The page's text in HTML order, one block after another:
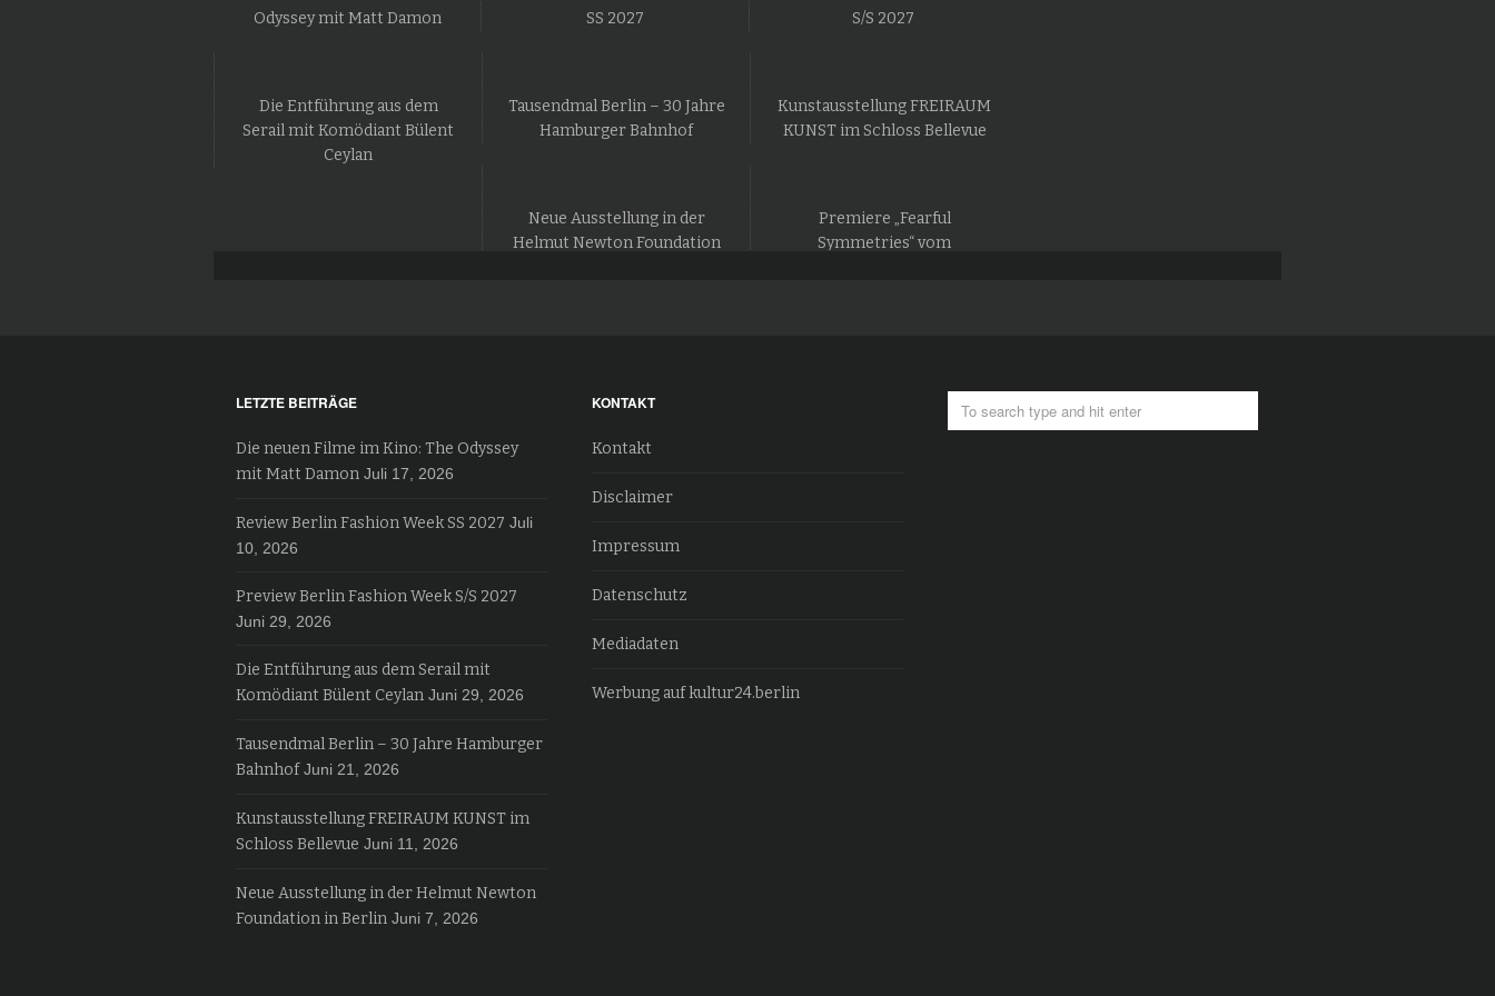
Odyssey mit Matt Damon
SS 2027
S/S 2027
Die Entführung aus dem
Serail mit Komödiant Bülent
Ceylan
Tausendmal Berlin – 30 Jahre
Hamburger Bahnhof
Kunstausstellung FREIRAUM
KUNST im Schloss Bellevue
Neue Ausstellung in der
Helmut Newton Foundation
Premiere „Fearful
Symmetries“ vom
LETZTE BEITRÄGE
Die neuen Filme im Kino: The Odyssey
mit Matt Damon Juli 17, 2026
Review Berlin Fashion Week SS 2027 Juli
10, 2026
Preview Berlin Fashion Week S/S 2027
Juni 29, 2026
Die Entführung aus dem Serail mit
Komödiant Bülent Ceylan Juni 29, 2026
Tausendmal Berlin – 30 Jahre Hamburger
Bahnhof Juni 21, 2026
Kunstausstellung FREIRAUM KUNST im
Schloss Bellevue Juni 11, 2026
Neue Ausstellung in der Helmut Newton
Foundation in Berlin Juni 7, 2026
KONTAKT
Kontakt
Disclaimer
Impressum
Datenschutz
Mediadaten
Werbung auf kultur24.berlin